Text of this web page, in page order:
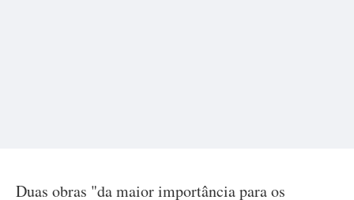
Duas obras "da maior importância para os